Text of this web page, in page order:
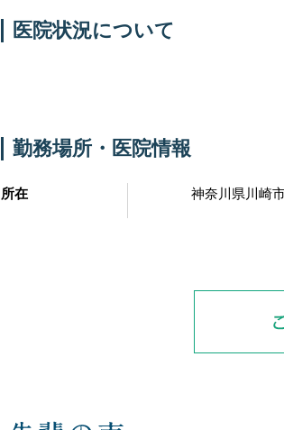
医院状況について
勤務場所・医院情報
所在 神奈川県川崎